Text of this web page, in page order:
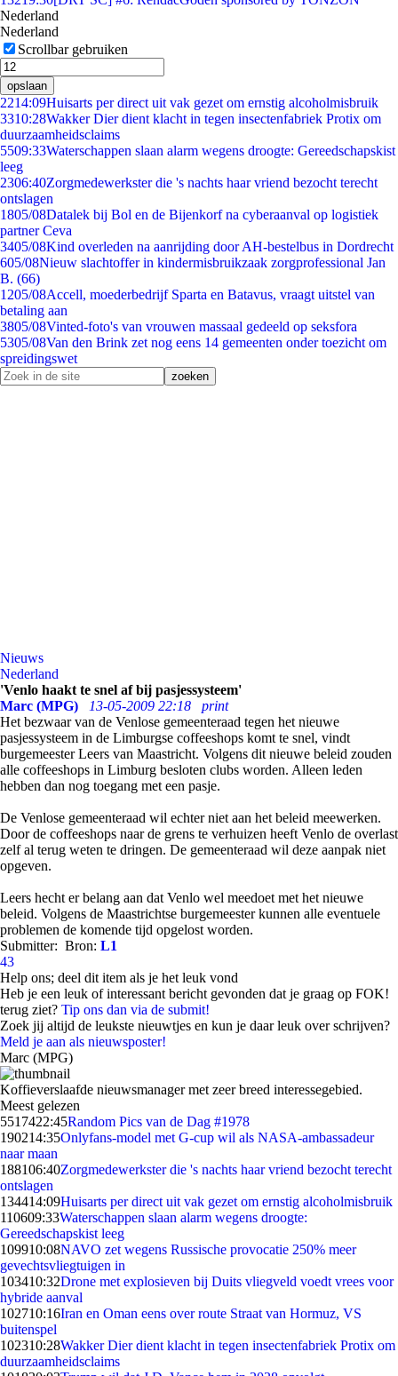
Nederland
Nederland
Scrollbar gebruiken
opslaan
2214:09Huisarts per direct uit vak gezet om ernstig alcoholmisbruik
3310:28Wakker Dier dient klacht in tegen insectenfabriek Protix om
duurzaamheidsclaims
5509:33Waterschappen slaan alarm wegens droogte: Gereedschapskist
leeg
2306:40Zorgmedewerkster die 's nachts haar vriend bezocht terecht
ontslagen
1805/08Datalek bij Bol en de Bijenkorf na cyberaanval op logistiek
partner Ceva
3405/08Kind overleden na aanrijding door AH-bestelbus in Dordrecht
605/08Nieuw slachtoffer in kindermisbruikzaak zorgprofessional Jan
B. (66)
1205/08Accell, moederbedrijf Sparta en Batavus, vraagt uitstel van
betaling aan
3805/08Vinted-foto's van vrouwen massaal gedeeld op seksfora
5305/08Van den Brink zet nog eens 14 gemeenten onder toezicht om
spreidingswet
Nieuws
Nederland
'Venlo haakt te snel af bij pasjessysteem'
Marc (MPG)
13-05-2009 22:18
print
Het bezwaar van de Venlose gemeenteraad tegen het nieuwe
pasjessysteem in de Limburgse coffeeshops komt te snel, vindt
burgemeester Leers van Maastricht. Volgens dit nieuwe beleid zouden
alle coffeeshops in Limburg besloten clubs worden. Alleen leden
hebben dan nog toegang met een pasje.
De Venlose gemeenteraad wil echter niet aan het beleid meewerken.
Door de coffeeshops naar de grens te verhuizen heeft Venlo de overlast
zelf al terug weten te dringen. De gemeenteraad wil deze aanpak niet
opgeven.
Leers hecht er belang aan dat Venlo wel meedoet met het nieuwe
beleid. Volgens de Maastrichtse burgemeester kunnen alle eventuele
problemen de komende tijd opgelost worden.
Submitter: Bron: L1
43
Help ons; deel dit item als je het leuk vond
Heb je een leuk of interessant bericht gevonden dat je graag op FOK!
terug ziet? Tip ons dan via de submit!
Zoek jij altijd de leukste nieuwtjes en kun je daar leuk over schrijven?
Meld je aan als nieuwsposter!
Marc (MPG)
Koffieverslaafde nieuwsmanager met zeer breed interessegebied.
Meest gelezen
5517422:45Random Pics van de Dag #1978
190214:35Onlyfans-model met G-cup wil als NASA-ambassadeur
naar maan
188106:40Zorgmedewerkster die 's nachts haar vriend bezocht terecht
ontslagen
134414:09Huisarts per direct uit vak gezet om ernstig alcoholmisbruik
110609:33Waterschappen slaan alarm wegens droogte:
Gereedschapskist leeg
109910:08NAVO zet wegens Russische provocatie 250% meer
gevechtsvliegtuigen in
103410:32Drone met explosieven bij Duits vliegveld voedt vrees voor
hybride aanval
102710:16Iran en Oman eens over route Straat van Hormuz, VS
buitenspel
102310:28Wakker Dier dient klacht in tegen insectenfabriek Protix om
duurzaamheidsclaims